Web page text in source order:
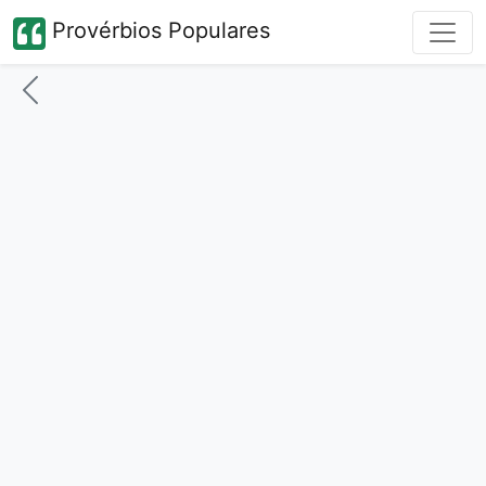
Provérbios Populares